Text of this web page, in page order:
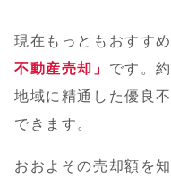
現在もっともおすす
不動産売却」 です。
地域に精通した優良
できます。
おおよその売却額を